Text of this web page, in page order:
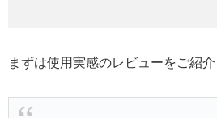
まずは使用実感のレビューをご紹介